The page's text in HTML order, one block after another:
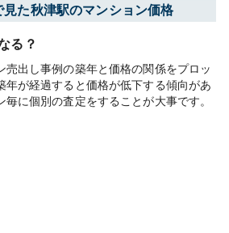
た秋津駅のマンション価格
る？
売出し事例の築年と価格の関係をプロッ
年が経過すると価格が低下する傾向があ
毎に個別の査定をすることが大事です。